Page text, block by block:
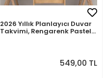
2026 Yıllık Planlayıcı Duvar
Takvimi, Rengarenk Pastel
549,00 TL